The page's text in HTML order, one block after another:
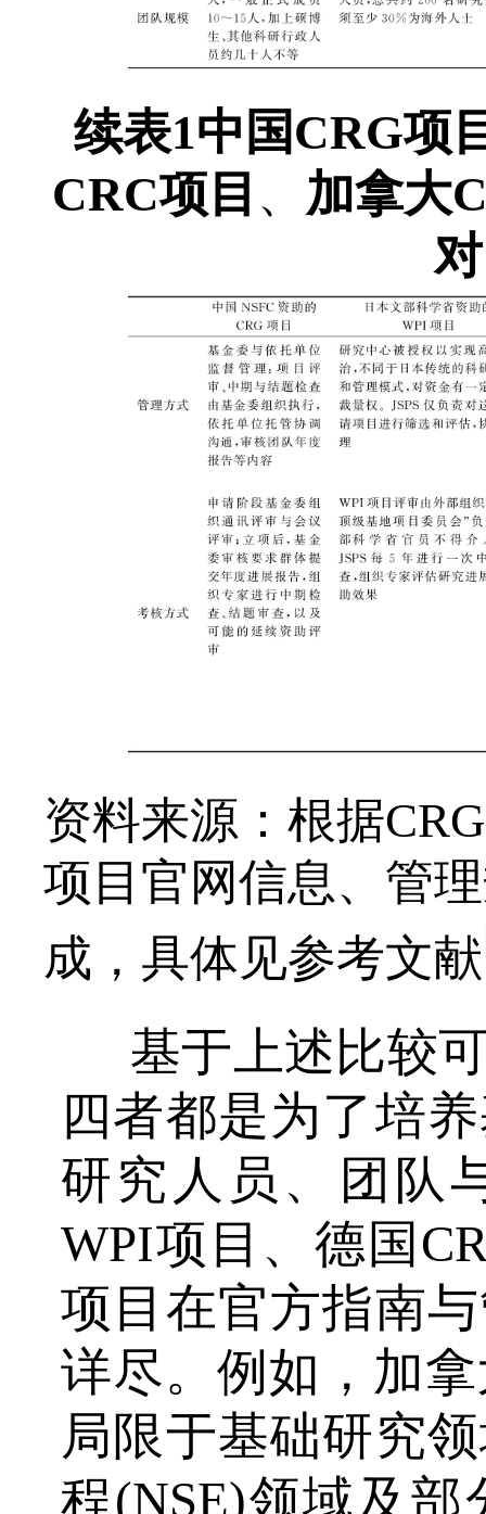
续表1中国CRG项
CRC项目 、 加拿大
资料来源：根据
项目官网信息、管
成，具体见参考文献
基于上述比较
四者都是为了培
研究人员、团队
WPI项目、德国
项目在官方指南
详尽。例如，加
局限于基础研究
程(NSE)领域及